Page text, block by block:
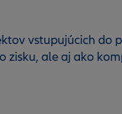
vstupujúcich do
ale aj ako